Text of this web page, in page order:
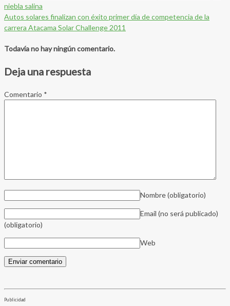
niebla salina
Autos solares finalizan con éxito primer día de competencia de la
carrera Atacama Solar Challenge 2011
Todavía no hay ningún comentario.
Deja una respuesta
Comentario *
Nombre(obligatorio)
Email (no será publicado)
(obligatorio)
Web
Publicidad